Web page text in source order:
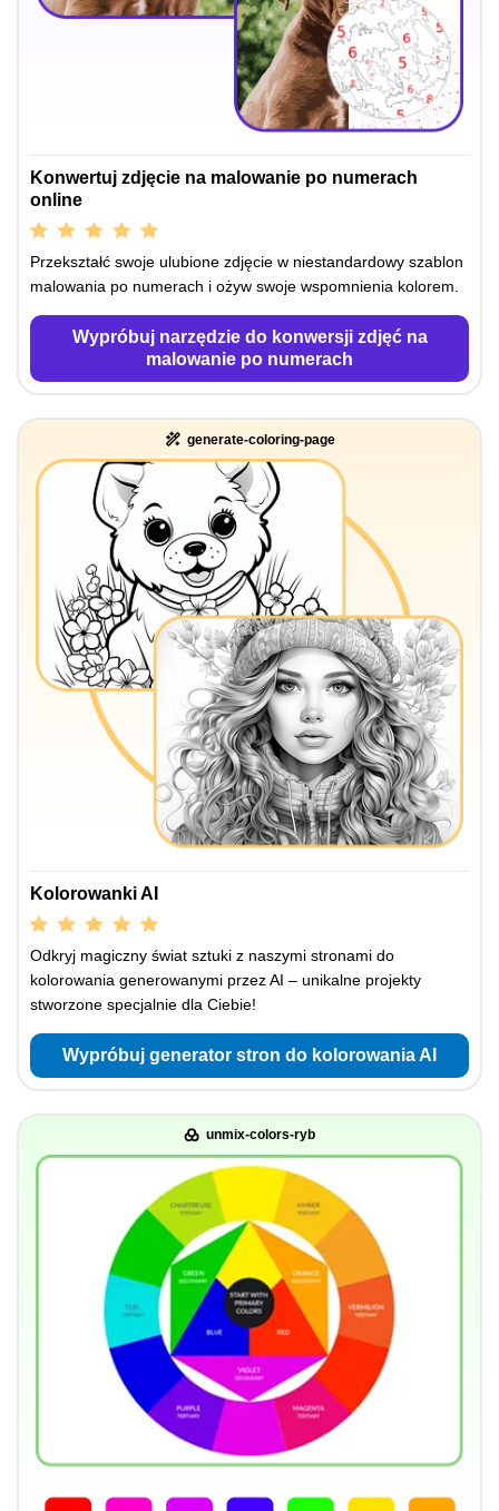
Konwertuj zdjęcie na malowanie po numerach
online
Przekształć swoje ulubione zdjęcie w niestandardowy szablon
malowania po numerach i ożyw swoje wspomnienia kolorem.
Wypróbuj narzędzie do konwersji zdjęć na
malowanie po numerach
generate-coloring-page
Kolorowanki AI
Odkryj magiczny świat sztuki z naszymi stronami do
kolorowania generowanymi przez AI – unikalne projekty
stworzone specjalnie dla Ciebie!
Wypróbuj generator stron do kolorowania AI
unmix-colors-ryb